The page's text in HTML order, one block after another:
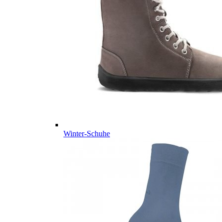
Winter-Schuhe